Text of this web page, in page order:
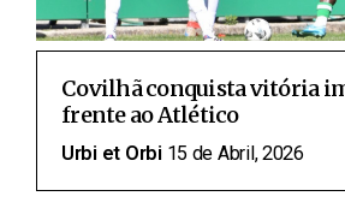
Covilhã conquista vitória
frente ao Atlético
Urbi et Orbi 15 de Abril, 2026